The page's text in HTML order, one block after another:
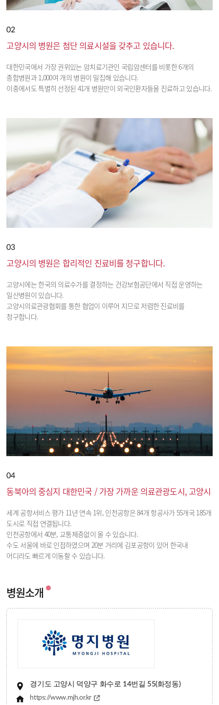
02
고양시의 병원은 첨단 의료시설을 갖추고 있습니다.
대한민국에서 가장 권위있는 암치료기관인 국립암센터를 비롯한 6개의
종합병원과 1,000여 개의 병원이 밀집해 있습니다.
이중에서도 특별히 선정된 41개 병원만이 외국인환자들을 진료하고 있습니다.
03
고양시의 병원은 합리적인 진료비를 청구합니다.
고양시에는 한국의 의료수가를 결정하는 건강보험공단에서 직접 운영하는
일산병원이 있습니다.
고양시의료관광협회를 통한 협업이 이루어 지므로 저렴한 진료비를
청구합니다.
04
동북아의 중심지 대한민국 / 가장 가까운 의료관광도시, 고양시
세계 공항서비스 평가 11년 연속 1위, 인천공항은 84개 항공사가 55개국 185개
도시로 직접 연결됩니다.
인천공항에서 40분, 교통체증없이 올 수 있습니다.
수도 서울에 바로 인접하였으며 20분 거리에 김포공항이 있어 한국내
어디라도 빠르게 이동할 수 있습니다.
병원소개
경기도 고양시 덕양구 화수로 14번길 55(화정동)
https://www.mjh.or.kr